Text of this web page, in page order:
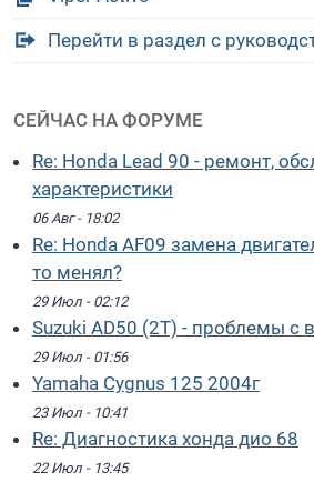
Перейти в раздел с
СЕЙЧАС НА ФОРУМЕ
Re: Honda Lead 90 - ремонт,
характеристики
06 Авг - 18:02
Re: Honda AF09 замена
то менял?
29 Июл - 02:12
Suzuki AD50 (2T) - проблемы с
29 Июл - 01:56
Yamaha Cygnus 125 2004г
23 Июл - 10:41
Re: Диагностика хонда дио 68
22 Июл - 13:45